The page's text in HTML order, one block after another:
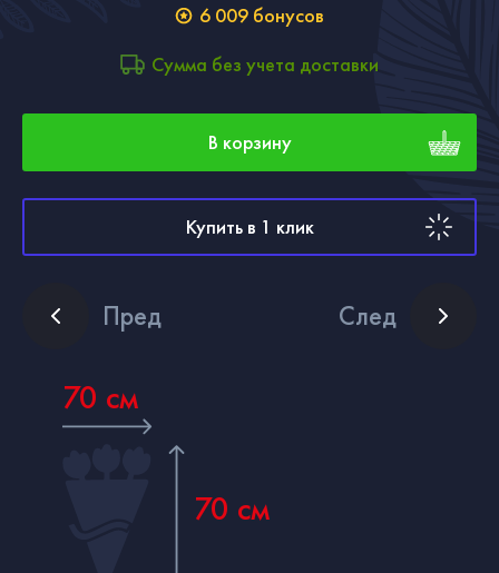
6 009 бонусов
Сумма без учета доставки
В корзину
Купить в 1 клик
Пред След
70 см
70 см